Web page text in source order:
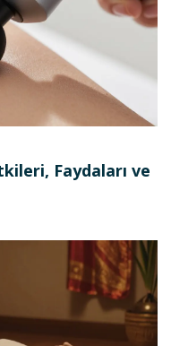
Faydaları ve